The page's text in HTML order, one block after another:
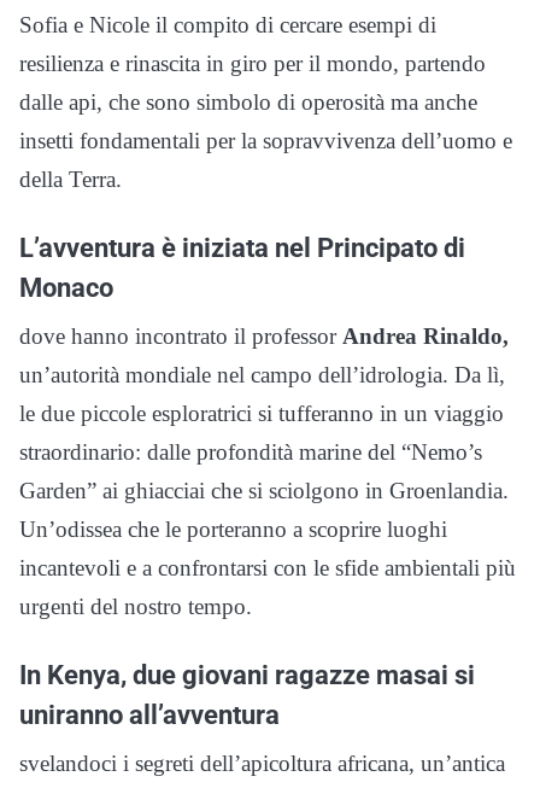
Sofia e Nicole il compito di cercare esempi di
resilienza e rinascita in giro per il mondo, partendo
dalle api, che sono simbolo di operosità ma anche
insetti fondamentali per la sopravvivenza dell’uomo e
della Terra.
L’avventura è iniziata nel Principato di
Monaco
dove hanno incontrato il professor Andrea Rinaldo,
un’autorità mondiale nel campo dell’idrologia. Da lì,
le due piccole esploratrici si tufferanno in un viaggio
straordinario: dalle profondità marine del “Nemo’s
Garden” ai ghiacciai che si sciolgono in Groenlandia.
Un’odissea che le porteranno a scoprire luoghi
incantevoli e a confrontarsi con le sfide ambientali più
urgenti del nostro tempo.
In Kenya, due giovani ragazze masai si
uniranno all’avventura
svelandoci i segreti dell’apicoltura africana, un’antica